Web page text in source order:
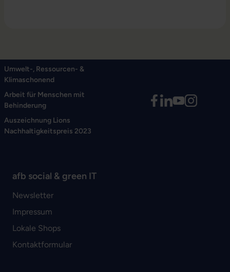
Umwelt-, Ressourcen- &
Klimaschonend
Arbeit für Menschen mit
Behinderung
Auszeichnung Lions
Nachhaltigkeitspreis 2023
afb social & green IT
Newsletter
Impressum
Lokale Shops
Kontaktformular